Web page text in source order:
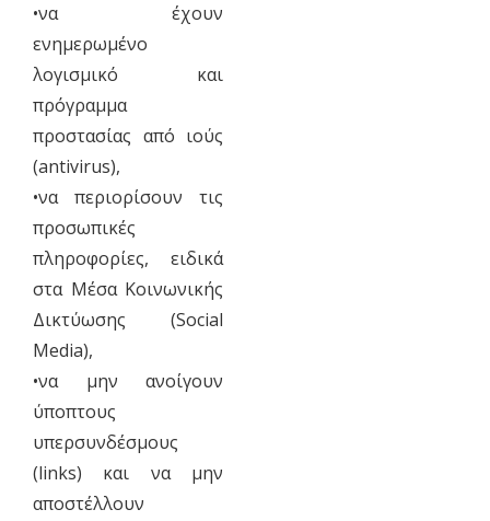
•να έχουν
ενημερωμένο
λογισμικό και
πρόγραμμα
προστασίας από ιούς
(antivirus),
•να περιορίσουν τις
προσωπικές
πληροφορίες, ειδικά
στα Μέσα Κοινωνικής
Δικτύωσης (Social
Media),
•να μην ανοίγουν
ύποπτους
υπερσυνδέσμους
(links) και να μην
αποστέλλουν